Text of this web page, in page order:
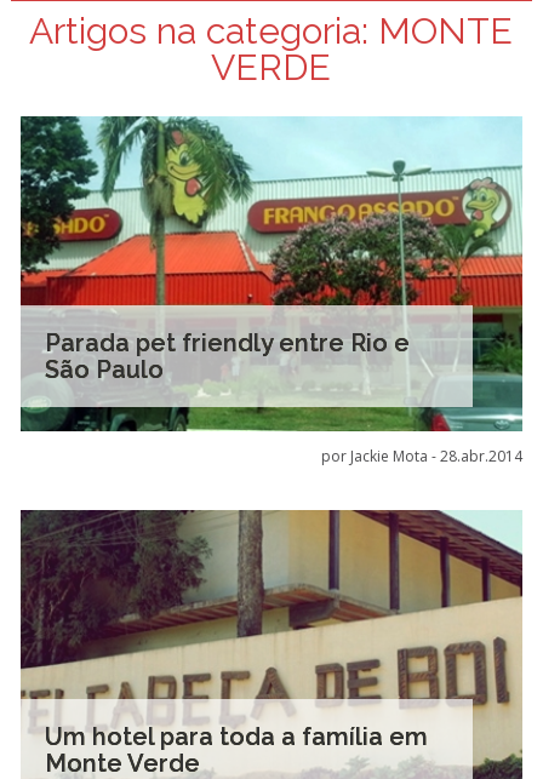
Artigos na categoria: MONTE
VERDE
Parada pet friendly entre Rio e
São Paulo
por Jackie Mota -28.abr.2014
Um hotel para toda a família em
Monte Verde